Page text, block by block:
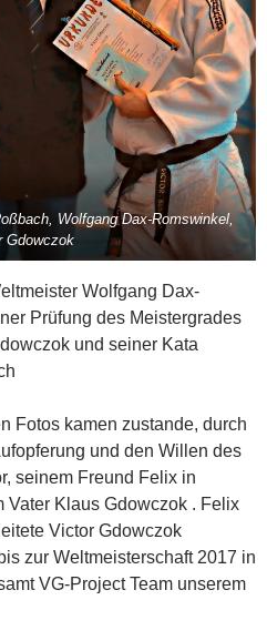
Wolfgang Dax-Romswinkel,
Gdowczok
Wolfgang Dax-
Prüfung des Meistergrades
und seiner Kata
Fotos kamen zustande, durch
und den Willen des
seinem Freund Felix in
Vater Klaus Gdowczok . Felix
Victor Gdowczok
zur Weltmeisterschaft 2017 in
VG-Project Team unserem